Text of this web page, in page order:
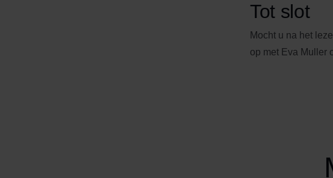
Tot slot
Mocht u na het
op met Eva Muller